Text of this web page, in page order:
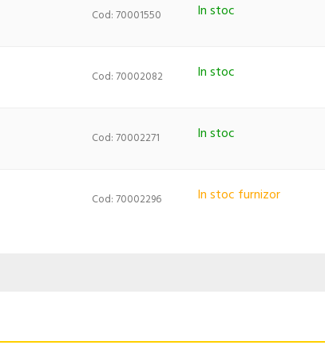
Cod: 70001550 In stoc
Cod: 70002082 In stoc
Cod: 70002271 In stoc
Cod: 70002296 In stoc furnizor